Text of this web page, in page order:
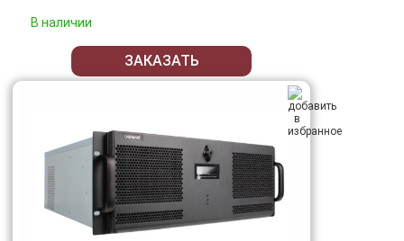
В наличии
ЗАКАЗАТЬ